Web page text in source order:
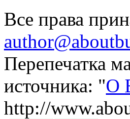
Все права
Перепечатка
источника: "О
http://